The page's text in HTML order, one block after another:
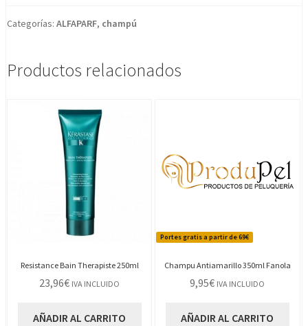
Categorías: ALFAPARF, champú
Productos relacionados
Resistance Bain Therapiste 250ml
23,96€ IVA INCLUIDO
AÑADIR AL CARRITO
Portes gratis a partir de 69€
Champu Antiamarillo 350ml Fanola
9,95€ IVA INCLUIDO
AÑADIR AL CARRITO